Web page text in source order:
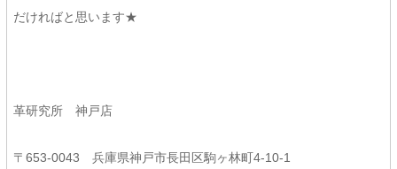
だければと思います★
革研究所 神戸店
〒653-0043 兵庫県神戸市長田区駒ヶ林町4-10-1